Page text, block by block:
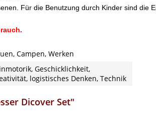
Für die Benutzung durch Kinder sind die
Campen, Werken
Geschicklichkeit,
logistisches Denken, Technik
Dicover Set"